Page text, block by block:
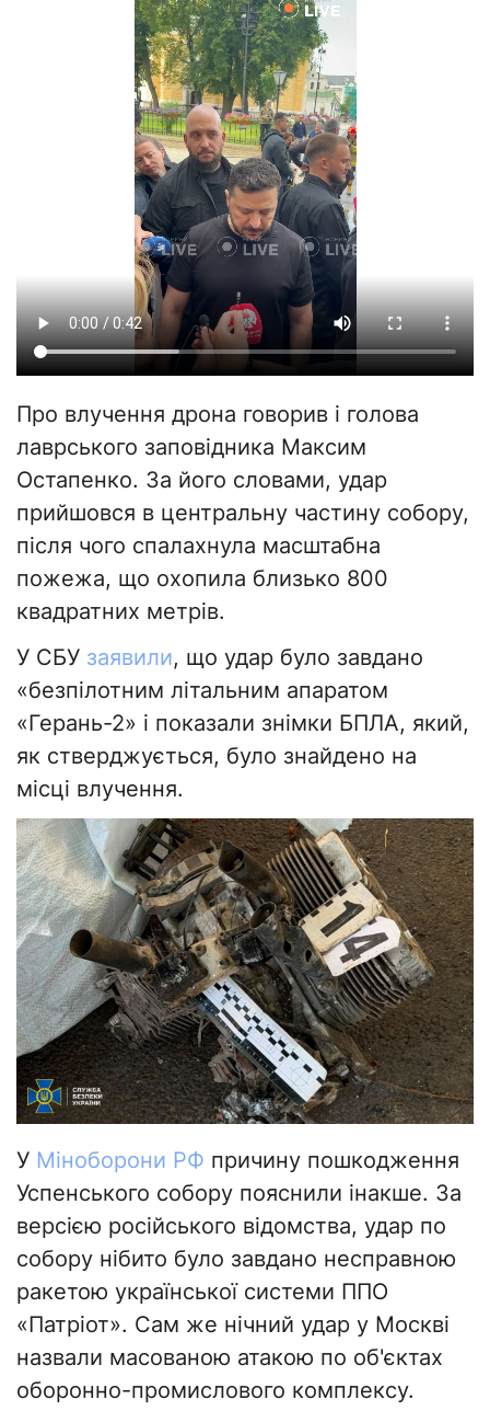
Про влучення дрона говорив і голова
лаврського заповідника Максим
Остапенко. За його словами, удар
прийшовся в центральну частину собору,
після чого спалахнула масштабна
пожежа, що охопила близько 800
квадратних метрів.
У СБУ заявили, що удар було завдано
«безпілотним літальним апаратом
«Герань-2» і показали знімки БПЛА, який,
як стверджується, було знайдено на
місці влучення.
У Міноборони РФ причину пошкодження
Успенського собору пояснили інакше. За
версією російського відомства, удар по
собору нібито було завдано несправною
ракетою української системи ППО
«Патріот». Сам же нічний удар у Москві
назвали масованою атакою по об'єктах
оборонно-промислового комплексу.